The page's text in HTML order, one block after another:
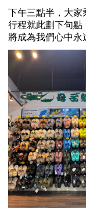
下午三點半，大家
行程就此劃下句點
將成為我們心中永